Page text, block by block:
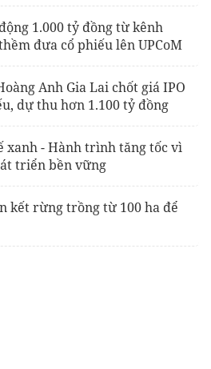
1.000 tỷ đồng từ kênh
đưa cổ phiếu lên UPCoM
Anh Gia Lai chốt giá IPO
dự thu hơn 1.100 tỷ đồng
xanh - Hành trình tăng tốc vì
triển bền vững
kết rừng trồng từ 100 ha để